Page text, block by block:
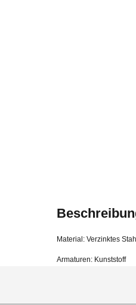
Material: Verzinktes
Armaturen: Kunststoff